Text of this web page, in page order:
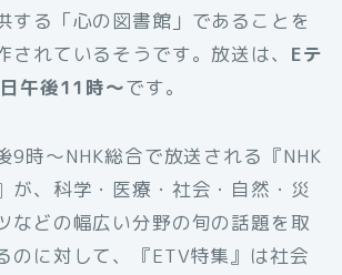
する「心の図書館」であることを
されているそうです。放送は、 Eテ
午後11時～です。
9時～NHK総合で放送される『NHK
が、科学・医療・社会・自然・災
などの幅広い分野の旬の話題を取
のに対して、『ETV特集』は社会